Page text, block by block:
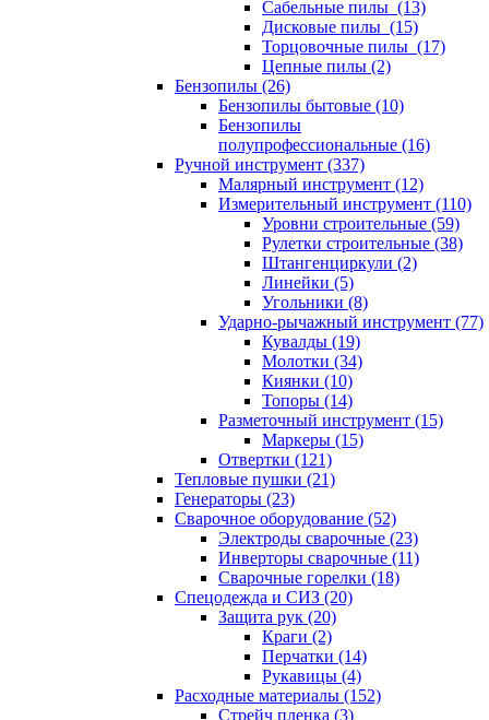
Сабельные пилы (13)
Дисковые пилы (15)
Торцовочные пилы (17)
Цепные пилы (2)
Бензопилы (26)
Бензопилы бытовые (10)
Бензопилы
полупрофессиональные (16)
Ручной инструмент (337)
Малярный инструмент (12)
Измерительный инструмент (110)
Уровни строительные (59)
Рулетки строительные (38)
Штангенциркули (2)
Линейки (5)
Угольники (8)
Ударно-рычажный инструмент (77)
Кувалды (19)
Молотки (34)
Киянки (10)
Топоры (14)
Разметочный инструмент (15)
Маркеры (15)
Отвертки (121)
Тепловые пушки (21)
Генераторы (23)
Сварочное оборудование (52)
Электроды сварочные (23)
Инверторы сварочные (11)
Сварочные горелки (18)
Спецодежда и СИЗ (20)
Защита рук (20)
Краги (2)
Перчатки (14)
Рукавицы (4)
Расходные материалы (152)
Стрейч пленка (3)